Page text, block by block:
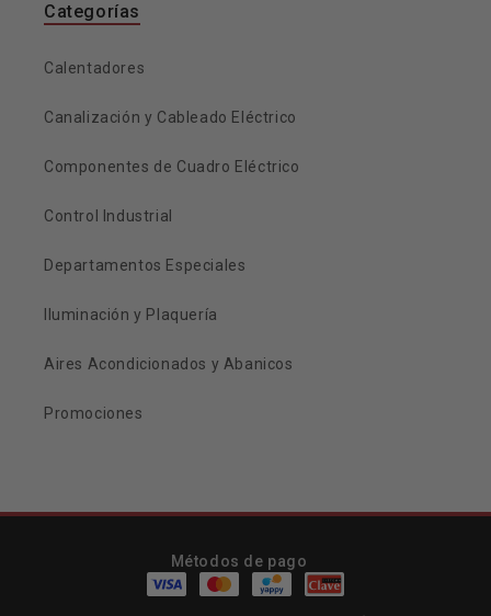
Categorías
Calentadores
Canalización y Cableado Eléctrico
Componentes de Cuadro Eléctrico
Control Industrial
Departamentos Especiales
Iluminación y Plaquería
Aires Acondicionados y Abanicos
Promociones
Métodos de pago